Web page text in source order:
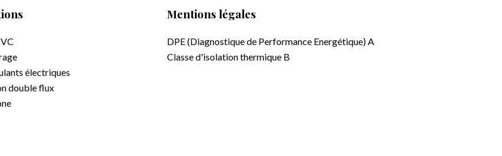
électriques
double flux
Mentions légales
DPE (Diagnostique de Performance Energétique)A
Classe d'isolation thermique B